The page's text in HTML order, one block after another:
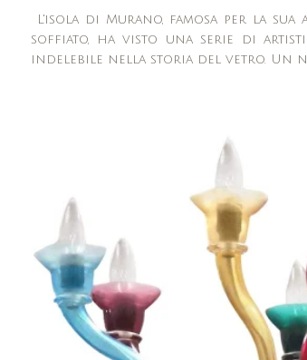
L'isola di Murano, famosa per la
soffiato, ha visto una serie di
indelebile nella storia del vetro. Un